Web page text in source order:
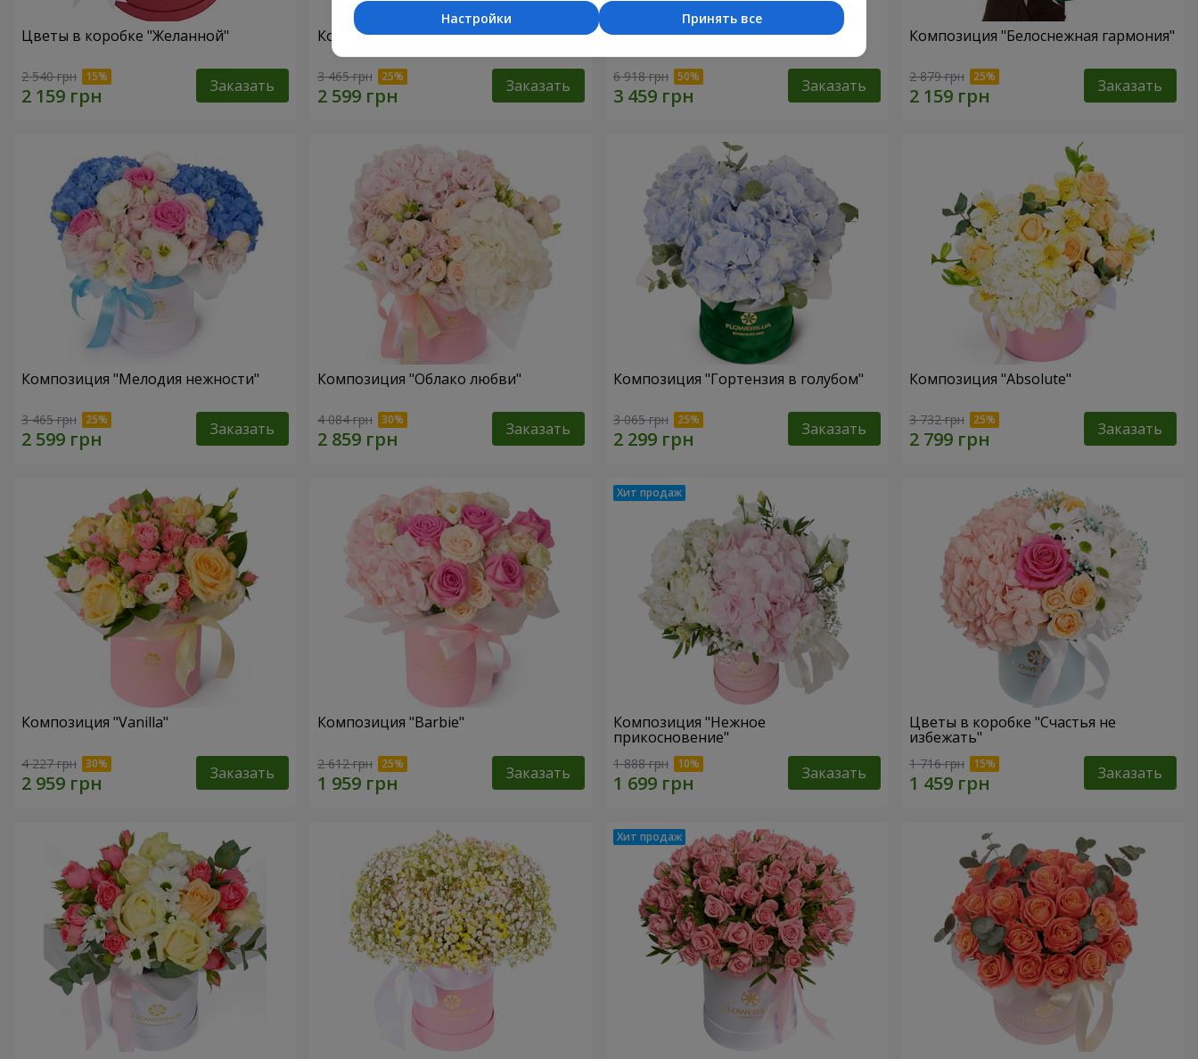
Цветы в коробке "Желанной"
2 540 грн Заказать
Композиция "Lady in Red"
3 465 грн Заказать
Композиция в коробке "Любовь в
6 918 грн Заказать
Композиция "Белоснежная гармония"
2 879 грн Заказать
Композиция "Мелодия нежности"
3 465 грн Заказать
Композиция "Облако любви"
4 084 грн Заказать
Композиция "Гортензия в голубом"
3 065 грн Заказать
Композиция "Absolute"
3 732 грн Заказать
Композиция "Vanilla"
4 227 грн Заказать
Композиция "Barbie"
2 612 грн Заказать
Композиция "Нежное
прикосновение"
1 888 грн Заказать
Цветы в коробке "Счастья не
избежать"
1 716 грн Заказать
Принять все
Настройки